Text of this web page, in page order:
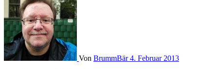
Von BrummBär4. Februar 2013